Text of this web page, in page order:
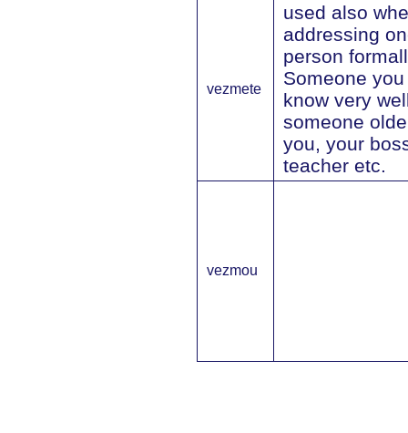
vezmete
used also
addressing
person
Someone
know very
someone
you, your
teacher etc.
vezmou